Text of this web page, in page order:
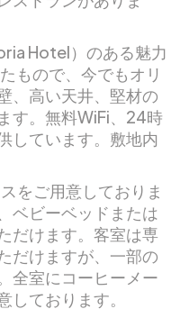
Hotel）のある魅力
もので、今でもオリ
、高い天井、堅材の
す。無料WiFi、24時
しています。敷地内
をご用意しておりま
ベビーベッドまたは
だけます。客室は専
だけますが、一部の
全室にコーヒーメー
しております。